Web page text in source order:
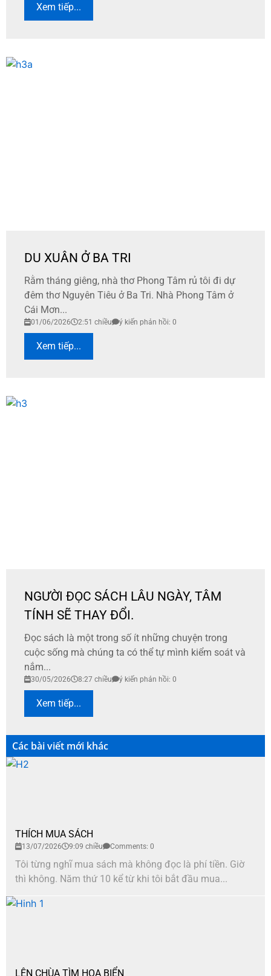
Xem tiếp...
DU XUÂN Ở BA TRI
Rằm tháng giêng, nhà thơ Phong Tâm rủ tôi đi dự
đêm thơ Nguyên Tiêu ở Ba Tri. Nhà Phong Tâm ở
Cái Mơn...
01/06/2026 2:51 chiều ý kiến phản hồi: 0
Xem tiếp...
NGƯỜI ĐỌC SÁCH LÂU NGÀY, TÂM
TÍNH SẼ THAY ĐỔI.
Đọc sách là một trong số ít những chuyện trong
cuộc sống mà chúng ta có thể tự mình kiểm soát và
nắm...
30/05/2026 8:27 chiều ý kiến phản hồi: 0
Xem tiếp...
Các bài viết mới khác
THÍCH MUA SÁCH
13/07/2026 9:09 chiều Comments: 0
Tôi từng nghĩ mua sách mà không đọc là phí tiền. Giờ
thì không. Năm thứ 10 kể từ khi tôi bắt đầu mua...
LÊN CHÙA TÌM HOA BIỂN